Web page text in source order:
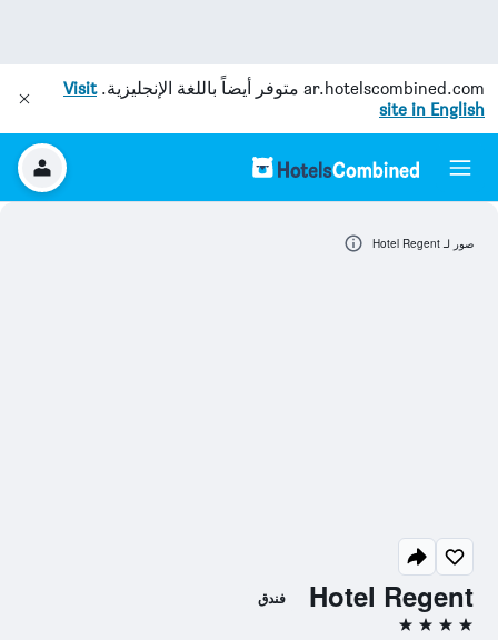
ar.hotelscombined.com متوفر أيضاً باللغة الإنجليزية.Visit
site in English
Hotel Regent فندق
4 نجوم
صور لـ Hotel Regent